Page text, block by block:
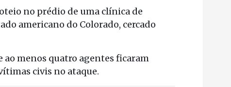
no prédio de uma clínica de
americano do Colorado, cercado
menos quatro agentes ficaram
civis no ataque.